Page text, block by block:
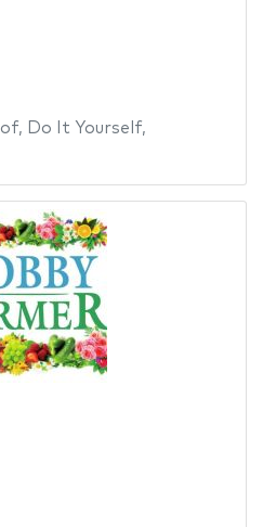
, Do It Yourself,